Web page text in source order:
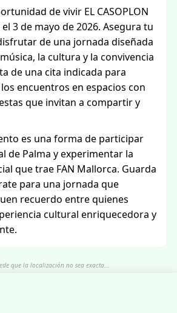
de vivir EL CASOPLON
3 de mayo de 2026. Asegura tu
de una jornada diseñada
la cultura y la convivencia
de una cita indicada para
encuentros en espacios con
que invitan a compartir y
es una forma de participar
de Palma y experimentar la
que trae FAN Mallorca. Guarda
para una jornada que
recuerdo entre quienes
cultural enriquecedora y
que la localización no sea exacta...